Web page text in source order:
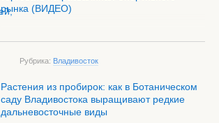
рынка (ВИДЕО)
Рубрика: Владивосток
Растения из пробирок: как в Ботаническом
саду Владивостока выращивают редкие
дальневосточные виды